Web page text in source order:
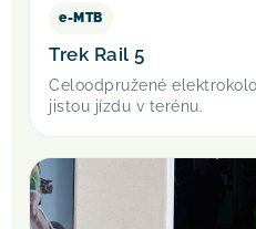
e-MTB
Trek Rail 5
Celoodpružené
jistou jízdu v terénu.